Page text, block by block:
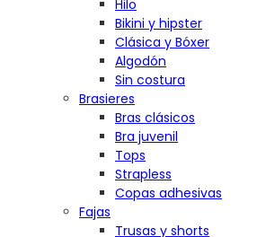
Hilo
Bikini y hipster
Clásica y Bóxer
Algodón
Sin costura
Brasieres
Bras clásicos
Bra juvenil
Tops
Strapless
Copas adhesivas
Fajas
Trusas y shorts